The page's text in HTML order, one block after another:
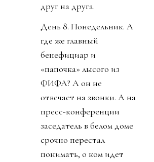
друг на друга.
День 8. Понедельник. А
где же главный
бенефициар и
«папочка» лысого из
ФИФА? А он не
отвечает на звонки. А на
пресс-конференции
заседатель в белом доме
срочно перестал
понимать, о ком идет